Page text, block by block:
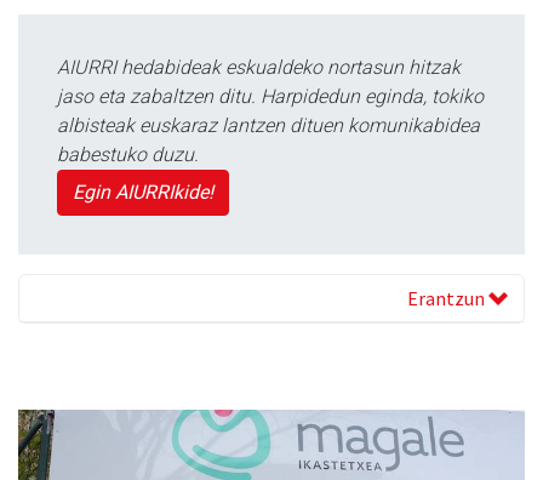
AIURRI hedabideak eskualdeko nortasun hitzak
jaso eta zabaltzen ditu. Harpidedun eginda, tokiko
albisteak euskaraz lantzen dituen komunikabidea
babestuko duzu.
Egin AIURRIkide!
Erantzun